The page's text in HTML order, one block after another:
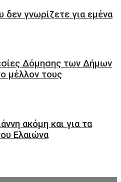
δεν γνωρίζετε για εμένα
Δόμησης των Δήμων
μέλλον τους
ακόμη και για τα
Ελαιώνα